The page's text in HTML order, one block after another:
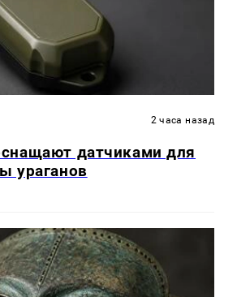
2 часа назад
датчиками для
ураганов